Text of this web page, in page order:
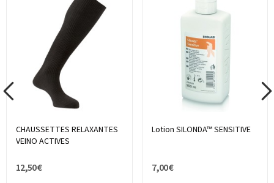
CHAUSSETTES RELAXANTES
VEINO ACTIVES
12,50 €
Lotion SILONDA™ SENSITIVE
7,00 €